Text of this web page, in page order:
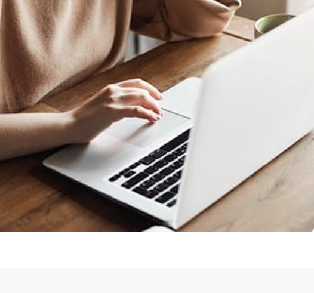
Web en
+30 Summer English for
Professionals en Melbourne
ENVIAR